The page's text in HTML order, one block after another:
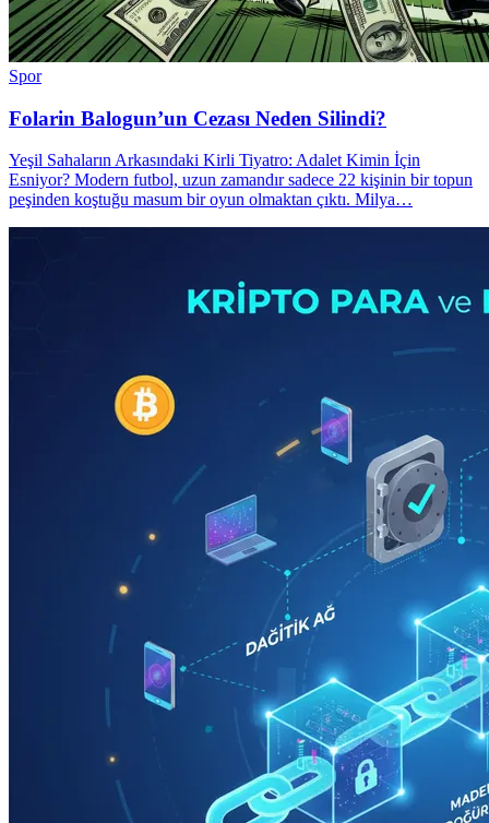
Spor
Folarin Balogun’un Cezası Neden Silindi?
Yeşil Sahaların Arkasındaki Kirli Tiyatro: Adalet Kimin İçin
Esniyor? Modern futbol, uzun zamandır sadece 22 kişinin bir topun
peşinden koştuğu masum bir oyun olmaktan çıktı. Milya…